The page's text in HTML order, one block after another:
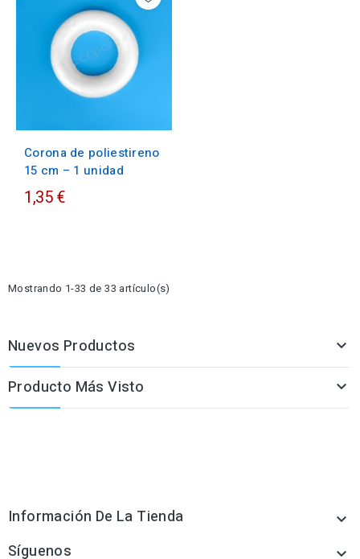
Corona de poliestireno
15 cm – 1 unidad
1,35 €
Mostrando 1-33 de 33 artículo(s)
Nuevos Productos 
Producto Más Visto 
Información De La Tienda 
Síguenos 